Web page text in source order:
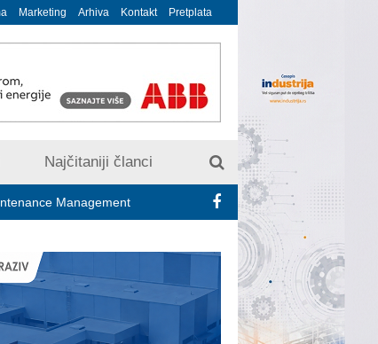
Marketing Arhiva Kontakt Pretplata
Najčitaniji članci
Putnici iz Srbije treba da budu na oprezu zbog